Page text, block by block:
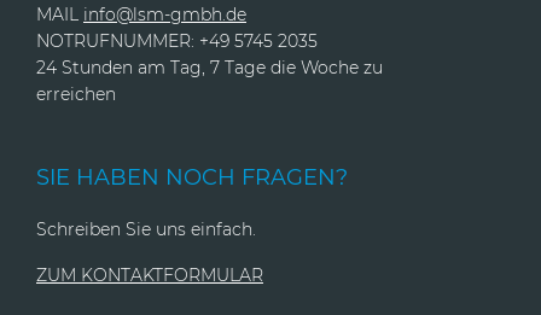
MAIL info@lsm-gmbh.de
NOTRUFNUMMER: +49 5745 2035
24 Stunden am Tag, 7 Tage die Woche zu
erreichen
SIE HABEN NOCH FRAGEN?
Schreiben Sie uns einfach.
ZUM KONTAKTFORMULAR